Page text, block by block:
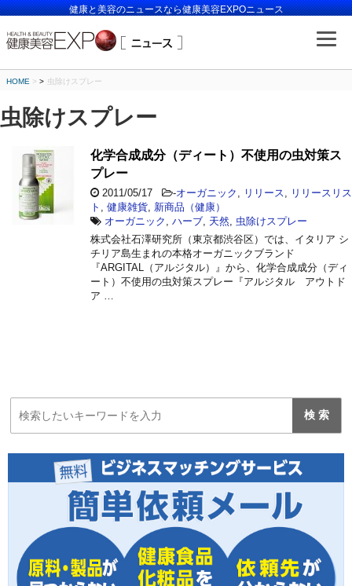
健康と美容のニュースなら健康美容EXPOニュース
HOME > 虫除けスプレー
虫除けスプレー
化学合成成分（ディート）不使用の虫対策ス
プレー
2011/05/17 -オーガニック リリース
リリースリス
ト
健康雑貨 新商品（健康）
オーガニック
ハーブ 天然 虫除けスプレー
株式会社石澤研究所（東京都渋谷区）では、イタリア シ
チリア島生まれの本格オーガニックブランド
『ARGITAL（アルジタル）』から、化学合成成分（ディ
ート）不使用の虫対策スプレー『アルジタル アウトド
ア …